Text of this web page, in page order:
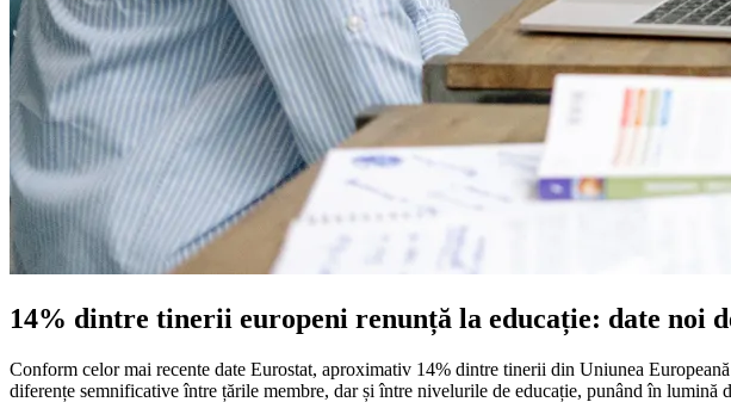
14% dintre tinerii europeni renunță la educație: date noi
Conform celor mai recente date Eurostat, aproximativ 14% dintre tinerii din Uniunea
diferențe semnificative între țările membre, dar și între nivelurile de educație, punând în lumină